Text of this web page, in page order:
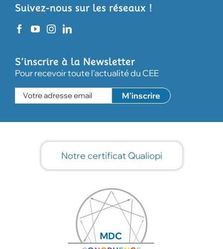
Suivez-nous sur les réseaux !
S’inscrire à la Newsletter
Pour recevoir toute l'actualité du CEE
Notre certificat Qualiopi